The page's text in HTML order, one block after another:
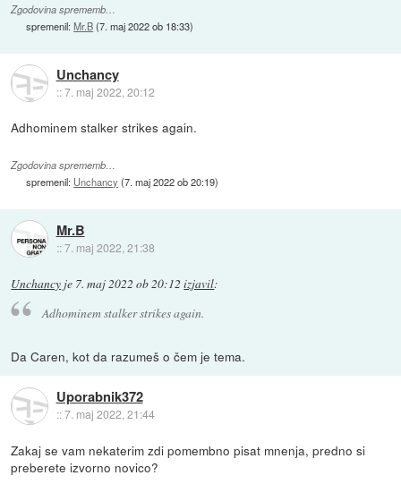
Zgodovina sprememb…
spremenil:Mr.B(7. maj 2022 ob 18:33)
Unchancy
::7. maj 2022, 20:12
Adhominem stalker strikes again.
Zgodovina sprememb…
spremenil: Unchancy (7. maj 2022 ob 20:19)
Mr.B
::7. maj 2022, 21:38
Unchancy je 7. maj 2022 ob 20:12 izjavil:
Adhominem stalker strikes again.
Da Caren, kot da razumeš o čem je tema.
Uporabnik372
::7. maj 2022, 21:44
Zakaj se vam nekaterim zdi pomembno pisat mnenja, predno si
preberete izvorno novico?